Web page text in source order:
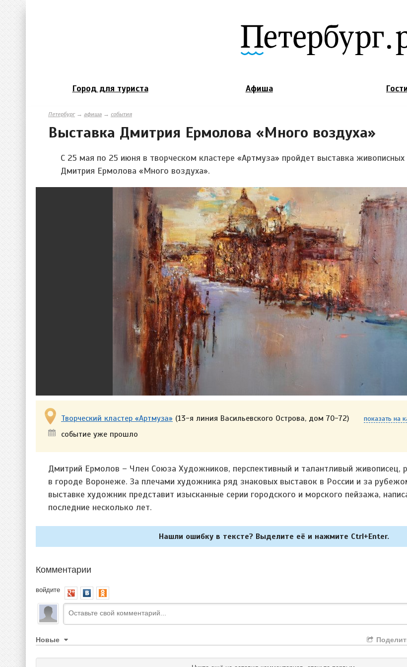
Город для туриста Афиша
Петербург→ афиша → события
Выставка Дмитрия Ермолова «Много воздуха»
С 25 мая по 25 июня в творческом кластере «Артмуза» пройдет выставка
Дмитрия Ермолова «Много воздуха».
Творческий кластер «Артмуза» (13-я линия Васильевского Острова, дом 70-72) показать на
событие уже прошло
Дмитрий Ермолов – Член Союза Художников, перспективный и талантливый живописец,
в городе Воронеже. За плечами художника ряд знаковых выставок в России и за
выставке художник представит изысканные серии городского и морского пейзажа,
последние несколько лет.
Нашли ошибку в тексте? Выделите её и нажмите Ctrl+Enter.
Комментарии
войдите
Новые